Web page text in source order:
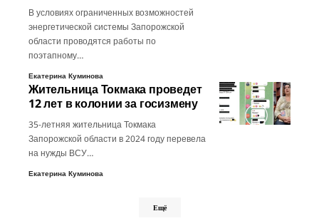
В условиях ограниченных возможностей
энергетической системы Запорожской
области проводятся работы по
поэтапному…
Екатерина Куминова
Жительница Токмака проведет
12 лет в колонии за госизмену
35-летняя жительница Токмака
Запорожской области в 2024 году перевела
на нужды ВСУ…
Екатерина Куминова
Ещё